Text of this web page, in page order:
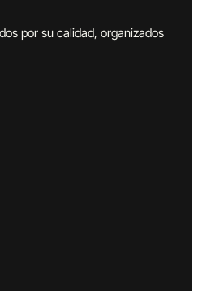
por su calidad, organizados